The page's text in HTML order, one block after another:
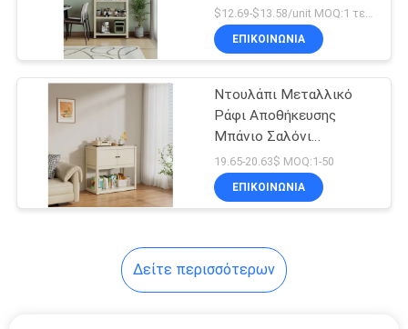
Μεταλλικό μονό
κρεβάτι
Μεταλλικό πλαίσιο
ντουλάπι αποθήκευσης
σχεδιασμένο για χρήση
χώρου με ισχυρό
$12.69-$13.58/unit MOQ:1 τεμάχια
ΕΠΙΚΟΙΝΩΝΊΑ
Ντουλάπι Μεταλλικό
Ράφι Αποθήκευσης
Μπάνιο Σαλόνι
Τραπεζαρία Έπιπλα
Νιπτήρας Έπιπλα
Ιδανικό για Διαχείριση
19.65-20.63$ MOQ:1-50
ΕΠΙΚΟΙΝΩΝΊΑ
Δείτε περισσότερων